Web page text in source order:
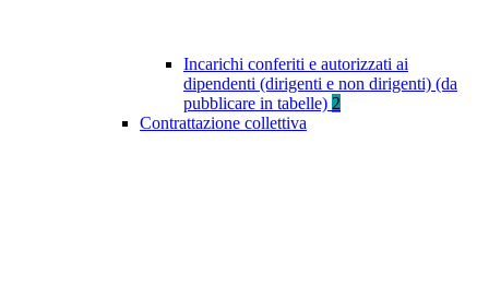
Incarichi conferiti e autorizzati ai
dipendenti (dirigenti e non dirigenti) (da
pubblicare in tabelle) 2
Contrattazione collettiva